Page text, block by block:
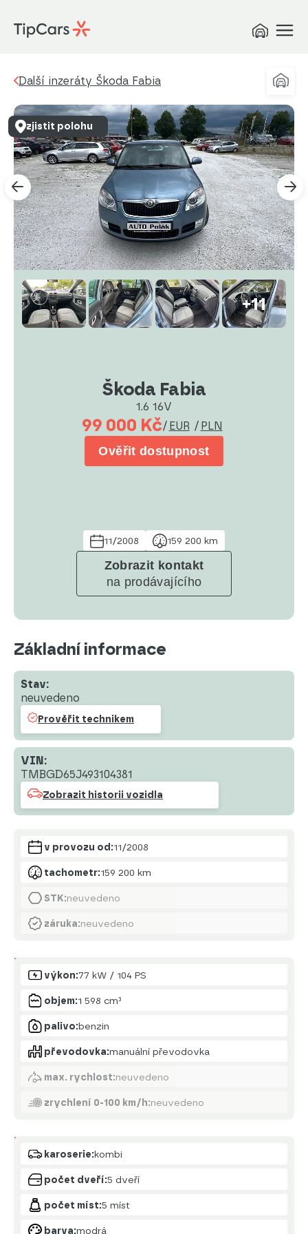
Další inzeráty Škoda Fabia
+11
Škoda Fabia
1.6 16V
99 000 Kč/ EUR / PLN
Ověřit dostupnost
11/2008 159 200 km
Zobrazit kontakt
na prodávajícího
zjistit polohu
Základní informace
Stav:
neuvedeno
Prověřit technikem
VIN:
TMBGD65J493104381
Zobrazit historii vozidla
v provozu od:11/2008
tachometr:159 200 km
STK:neuvedeno
záruka:neuvedeno
Motor
výkon:77 kW / 104 PS
objem:1 598 cm³
palivo:benzin
převodovka:manuální převodovka
max. rychlost:neuvedeno
zrychlení 0-100 km/h:neuvedeno
Karoserie
karoserie:kombi
počet dveří:5 dveří
počet míst:5 míst
barva:modrá